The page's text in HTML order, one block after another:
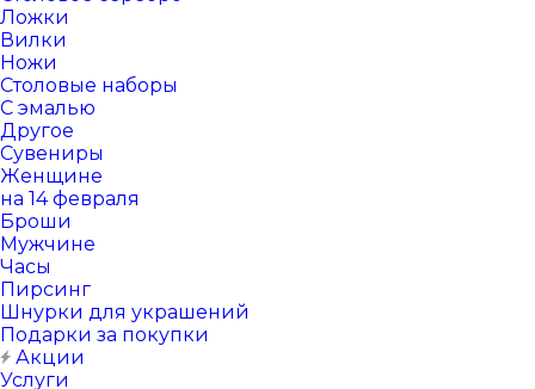
Ложки
Вилки
Ножи
Столовые наборы
С эмалью
Другое
Сувениры
Женщине
на 14 февраля
Броши
Мужчине
Часы
Пирсинг
Шнурки для украшений
Подарки за покупки
Акции
Услуги